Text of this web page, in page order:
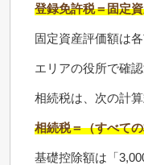
登録免許税＝固定
固定資産評価額は
エリアの役所で確
相続税は、次の計算
相続税＝（すべて
基礎控除額は「